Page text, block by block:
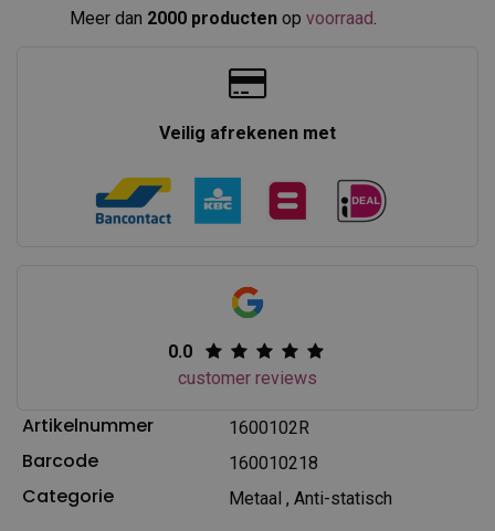
Meer dan 2000 producten op voorraad
Veilig afrekenen met
0.0
customer reviews
Artikelnummer 1600102R
Barcode 160010218
Categorie Metaal , Anti-statisch